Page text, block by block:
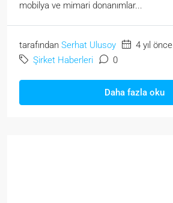
mobilya ve mimari donanımlar...
tarafından Serhat Ulusoy
4 yıl önce
Şirket Haberleri
0
Daha fazla oku